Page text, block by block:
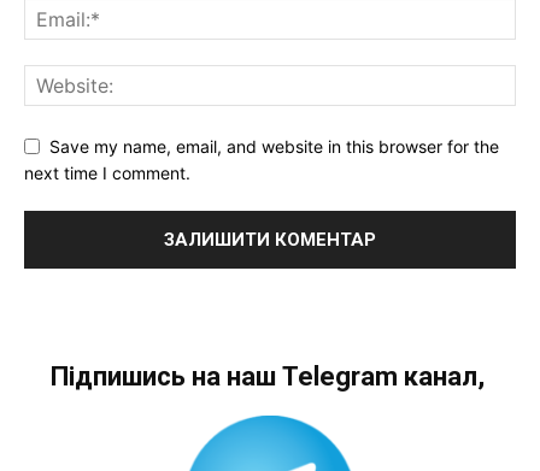
Save my name, email, and website in this browser for the
next time I comment.
Підпишись на наш Telegram канал,